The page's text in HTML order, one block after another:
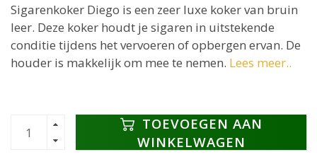
Sigarenkoker Diego is een zeer luxe koker van bruin
leer. Deze koker houdt je sigaren in uitstekende
conditie tijdens het vervoeren of opbergen ervan. De
houder is makkelijk om mee te nemen. Lees meer..
TOEVOEGEN AAN
WINKELWAGEN